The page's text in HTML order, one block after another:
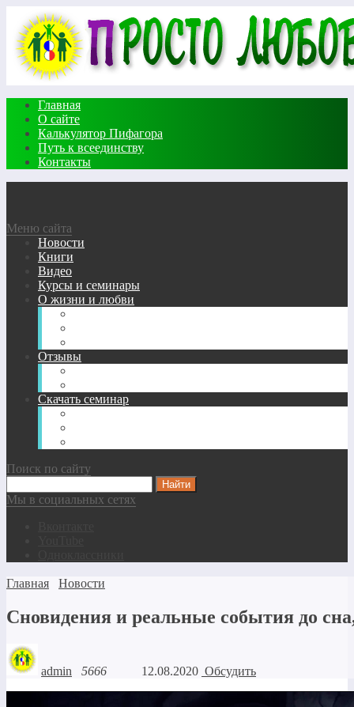
Главная
О сайте
Калькулятор Пифагора
Путь к всеединству
Контакты
Меню сайта
Новости
Книги
Видео
Курсы и семинары
О жизни и любви
Отзывы
Скачать семинар
Поиск по сайту
Мы в социальных сетях
Главная Новости
Сновидения и реальные события до
admin 5666 12.08.2020 Обсудить